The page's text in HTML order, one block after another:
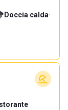
Doccia calda·
·